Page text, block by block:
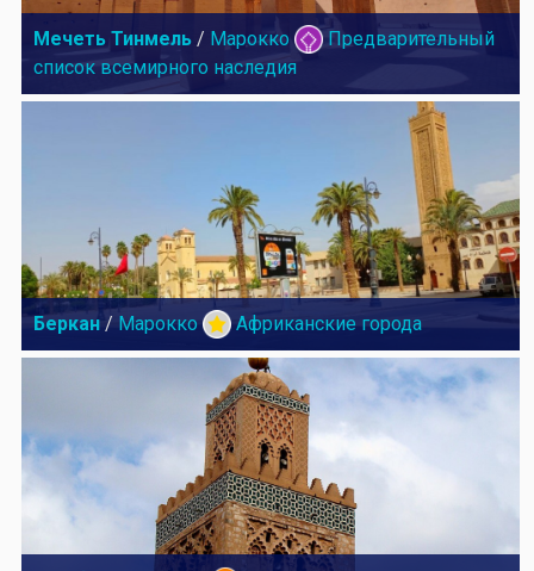
Мечеть Тинмель / Марокко
Предварительный
список всемирного наследия
Беркан / Марокко Африканские города